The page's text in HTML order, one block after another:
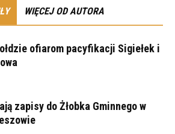
WIĘCEJ OD AUTORA
ofiarom pacyfikacji Sigiełek i
zapisy do Żłobka Gminnego w